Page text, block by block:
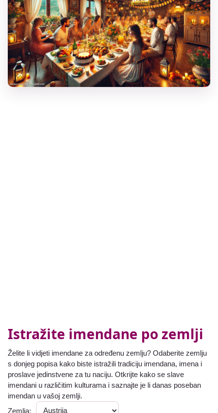
Istražite imendane po zemlji
Želite li vidjeti imendane za određenu zemlju? Odaberite zemlju
s donjeg popisa kako biste istražili tradiciju imendana, imena i
proslave jedinstvene za tu naciju. Otkrijte kako se slave
imendani u različitim kulturama i saznajte je li danas poseban
imendan u vašoj zemlji.
Zemlja: